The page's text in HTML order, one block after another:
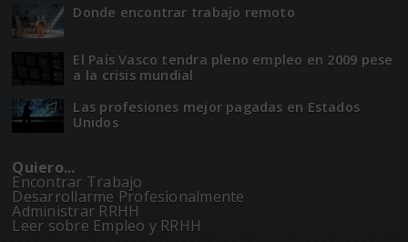
Donde encontrar trabajo remoto
El Paí­­s Vasco tendra pleno empleo en 2009 pese
a la crisis mundial
Las profesiones mejor pagadas en Estados
Unidos
Quiero...
Encontrar Trabajo
Desarrollarme Profesionalmente
Administrar RRHH
Leer sobre Empleo y RRHH